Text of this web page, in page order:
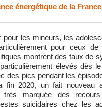
énergétique de la
pour ceux
montrent des taux de
élevés dès
des pics pendant les
fin 2020, un fait nouveau
très marquée des
suicidaires chez les